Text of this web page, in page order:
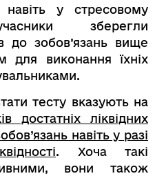
у стресовому
зберегли
до зобов’язань вище
виконання їхніх
тесту вказують на
достатніх ліквідних
навіть у разі
. Хоча такі
вони також